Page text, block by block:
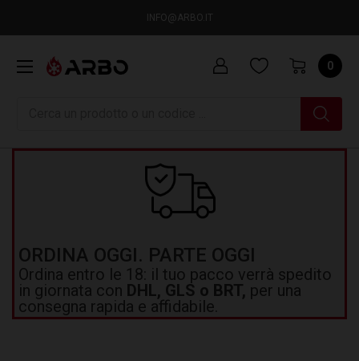
INFO@ARBO.IT
0
ORDINA OGGI. PARTE OGGI
Ordina entro le 18: il tuo pacco verrà spedito
in giornata con DHL, GLS o BRT, per una
consegna rapida e affidabile.